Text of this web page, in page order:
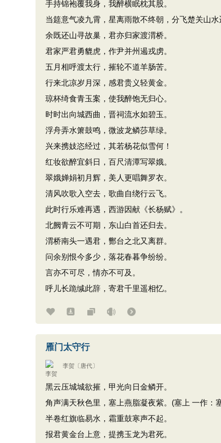
手持锦袍覆我身，我醉横眠枕其股。
当筵意气凌九霄，星离雨散不终朝，分飞楚关山水
余既还山寻故巢，君亦归家渡渭桥。
君家严君勇貔虎，作尹并州遏戎虏。
五月相呼渡太行，摧轮不道羊肠苦。
行来北凉岁月深，感君贵义轻黄金。
琼杯绮食青玉案，使我醉饱无归心。
时时出向城西曲，晋祠流水如碧玉。
浮舟弄水箫鼓鸣，微波龙鳞莎草绿。
兴来携妓恣经过，其若杨花似雪何！
红妆欲醉宜斜日，百尺清潭写翠娥。
翠娥婵娟初月辉，美人更唱舞罗衣。
清风吹歌入空去，歌曲自绕行云飞。
此时行乐难再遇，西游因献《长杨赋》。
北阙青云不可期，东山白首还归去。
渭桥南头一遇君，酂台之北又离群。
问余别恨今多少，落花春暮争纷纷。
言亦不可尽，情亦不可及。
呼儿长跪缄此辞，寄君千里遥相忆。
雁门太守行
李贺 〔唐代〕
黑云压城城欲摧，甲光向日金鳞开。
角声满天秋色里，塞上燕脂凝夜紫。(塞上 一作：
半卷红旗临易水，霜重鼓寒声不起。
报君黄金台上意，提携玉龙为君死。